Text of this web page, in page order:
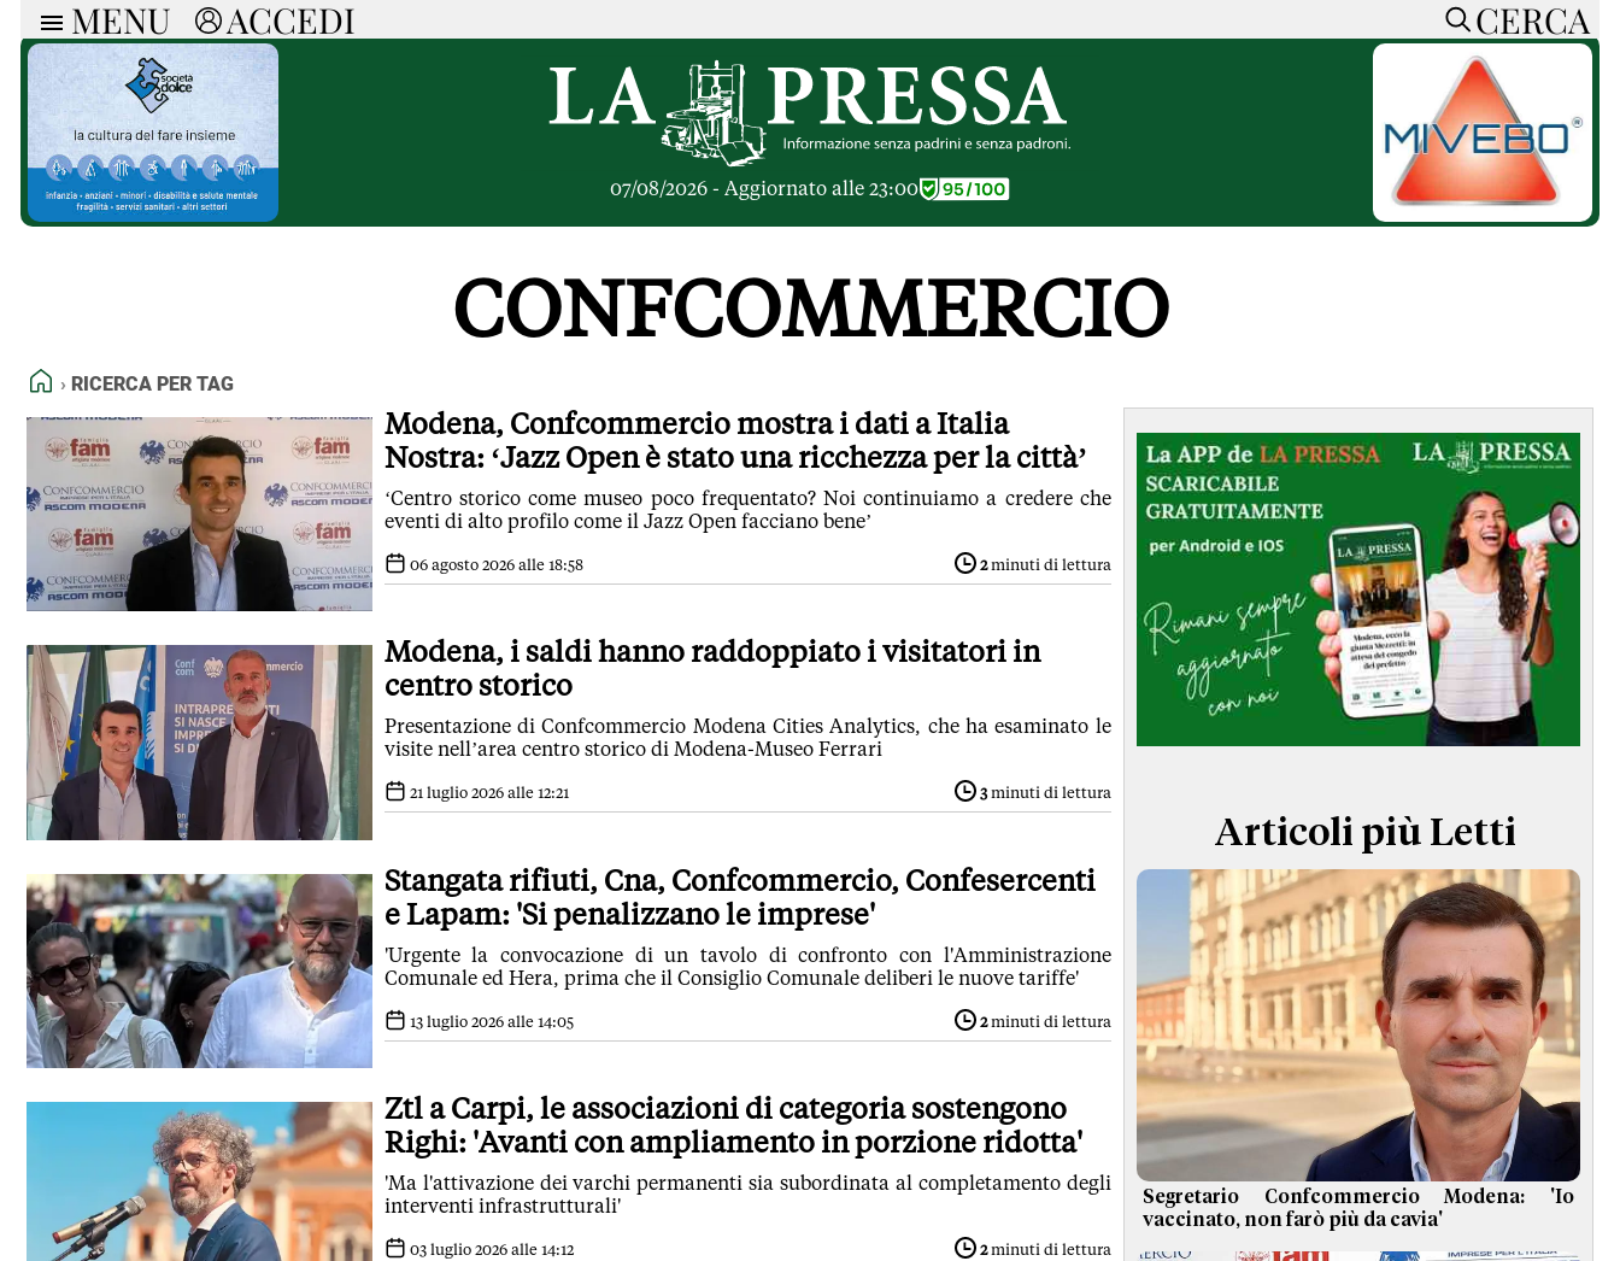
MENU ACCEDI CERCA
ARTICOLI
Politica
Economia
Società
La Nera
Che Cultura
Tutti gli Articoli
RUBRICHE
Ruote Libere
Dossier Inceneritore
Dossier Cave
Necrologie
Consigli di investimento
Tutte le Rubriche
OPINIONI
Lettere al Direttore
Parola d'Autore
Il Galeotto
Cronache Pandemiche
Tutte le Opinioni
Articoli
Opinioni
Rubriche
Tutti gli Articoli
ACCEDI o REGISTRATI
SOSTIENI LA PRESSA
MAPPA DEL SITO
NORMATIVE
DEONTOLOGICHE
TERMINI e CONDIZIONI
Ricerca
CERCA
07/08/2026 - Aggiornato alle 23:00
CONFCOMMERCIO
HOME
RICERCA PER TAG
Modena, Confcommercio mostra i dati a Italia
Nostra: ‘Jazz Open è stato una ricchezza per la città’
‘Centro storico come museo poco frequentato? Noi continuiamo a credere che
eventi di alto profilo come il Jazz Open facciano bene’
06 agosto 2026 alle 18:58 2minuti di lettura
Modena, i saldi hanno raddoppiato i visitatori in
centro storico
Presentazione di Confcommercio Modena Cities Analytics, che ha esaminato le
visite nell’area centro storico di Modena-Museo Ferrari
21 luglio 2026 alle 12:21 3minuti di lettura
Stangata rifiuti, Cna, Confcommercio, Confesercenti
e Lapam: 'Si penalizzano le imprese'
'Urgente la convocazione di un tavolo di confronto con l'Amministrazione
Comunale ed Hera, prima che il Consiglio Comunale deliberi le nuove tariffe'
13 luglio 2026 alle 14:05 2minuti di lettura
Ztl a Carpi, le associazioni di categoria sostengono
Righi: 'Avanti con ampliamento in porzione ridotta'
'Ma l'attivazione dei varchi permanenti sia subordinata al completamento degli
interventi infrastrutturali'
03 luglio 2026 alle 14:12 2minuti di lettura
Articoli più Letti
Segretario Confcommercio Modena: 'Io
vaccinato, non farò più da cavia'